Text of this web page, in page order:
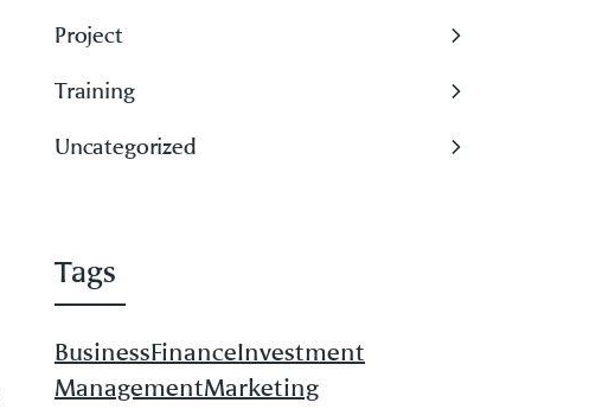
Project
Training
Uncategorized
Tags
BusinessFinanceInvestment
ManagementMarketing